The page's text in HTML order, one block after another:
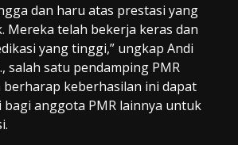
dan haru atas prestasi yang
Mereka telah bekerja keras dan
yang tinggi,” ungkap Andi
salah satu pendamping PMR
berharap keberhasilan ini dapat
bagi anggota PMR lainnya untuk